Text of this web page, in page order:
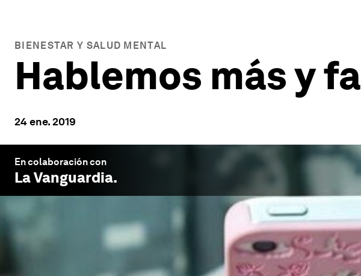
BIENESTAR Y SALUD MENTAL
Hablemos más y
24 ene. 2019
En colaboración con
La Vanguardia.